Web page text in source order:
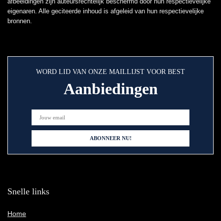
eigenaren. Alle geciteerde inhoud is afgeleid van hun respectievelijke
bronnen.
WORD LID VAN ONZE MAILLIJST VOOR BEST
Aanbiedingen
Snelle links
Home